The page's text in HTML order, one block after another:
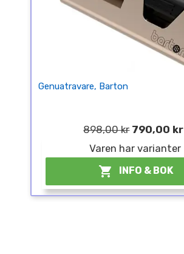
Genuatravare, Barton
898,00 kr 790,00 kr
Varen har varianter
 INFO & BOK